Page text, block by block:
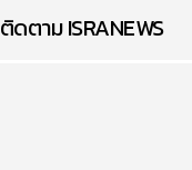
ติดตาม ISRANEWS